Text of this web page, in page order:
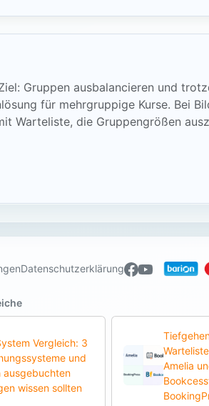
Gruppen ausbalancieren und
für mehrgruppige Kurse. Bei
Warteliste, die Gruppengrößen
Datenschutzerklärung
Vergleich: 3
und
ausgebuchten
wissen sollten
Amelia